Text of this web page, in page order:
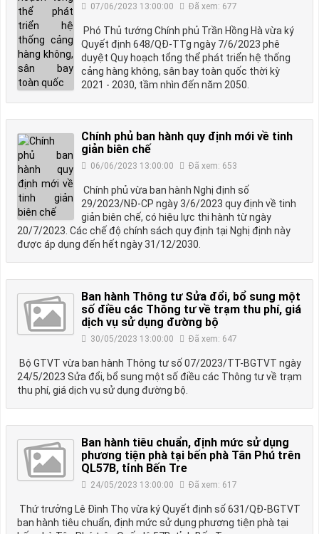
07/06/2023 13:00:00 Đã xem: 677
Phó Thủ tướng Chính phủ Trần Hồng Hà vừa ký
Quyết định 648/QĐ-TTg ngày 7/6/2023 phê
duyệt Quy hoạch tổng thể phát triển hệ thống
cảng hàng không, sân bay toàn quốc thời kỳ
2021 - 2030, tầm nhìn đến năm 2050.
Chính phủ ban hành quy định mới về tinh
giản biên chế
06/06/2023 13:00:00 Đã xem: 653
Chính phủ vừa ban hành Nghị định số
29/2023/NĐ-CP ngày 3/6/2023 quy định về tinh
giản biên chế, có hiệu lực thi hành từ ngày
20/7/2023. Các chế độ chính sách quy định tại Nghị định này
được áp dụng đến hết ngày 31/12/2030.
Ban hành Thông tư Sửa đổi, bổ sung một
số điều các Thông tư về trạm thu phí, giá
dịch vụ sử dụng đường bộ
30/05/2023 13:00:00 Đã xem: 647
Bộ GTVT vừa ban hành Thông tư số 07/2023/TT-BGTVT ngày
24/5/2023 Sửa đổi, bổ sung một số điều các Thông tư về trạm
thu phí, giá dịch vụ sử dụng đường bộ.
Ban hành tiêu chuẩn, định mức sử dụng
phương tiện phà tại bến phà Tân Phú trên
QL57B, tỉnh Bến Tre
24/05/2023 13:00:00 Đã xem: 617
Thứ trưởng Lê Đình Thọ vừa ký Quyết định số 631/QĐ-BGTVT
ban hành tiêu chuẩn, định mức sử dụng phương tiện phà tại